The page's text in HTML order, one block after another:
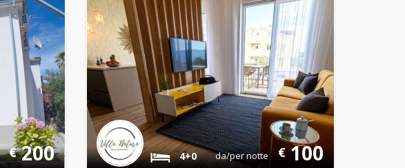
€200 4+0 €100
da/per notte